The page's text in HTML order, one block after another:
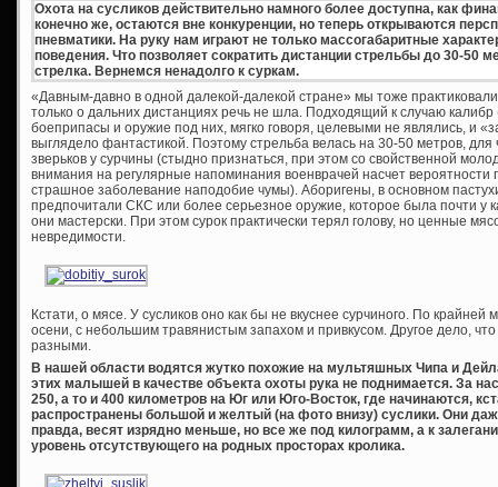
Охота на сусликов действительно намного более доступна, как
конечно же, остаются вне конкуренции, но теперь открываются
пневматики. На руку нам играют не только массогабаритные
поведения. Что позволяет сократить дистанции стрельбы до 30-50
стрелка. Вернемся ненадолго к суркам.
«Давным-давно в одной далекой-далекой стране» мы тоже
только о дальних дистанциях речь не шла. Подходящий к случаю
боеприпасы и оружие под них, мягко говоря, целевыми не являлись, и
выглядело фантастикой. Поэтому стрельба велась на 30-50 метров, для
зверьков у сурчины (стыдно признаться, при этом со свойственной
внимания на регулярные напоминания военврачей насчет вероятности
страшное заболевание наподобие чумы). Аборигены, в основном
предпочитали СКС или более серьезное оружие, которое была почти у
они мастерски. При этом сурок практически терял голову, но ценные
невредимости.
Кстати, о мясе. У сусликов оно как бы не вкуснее сурчиного. По
осени, с небольшим травянистым запахом и привкусом. Другое дело,
разными.
В нашей области водятся жутко похожие на мультяшных Чипа и
этих малышей в качестве объекта охоты рука не поднимается. За
250, а то и 400 километров на Юг или Юго-Восток, где начинаются,
распространены большой и желтый (на фото внизу) суслики. Они
правда, весят изрядно меньше, но все же под килограмм, а к
уровень отсутствующего на родных просторах кролика.